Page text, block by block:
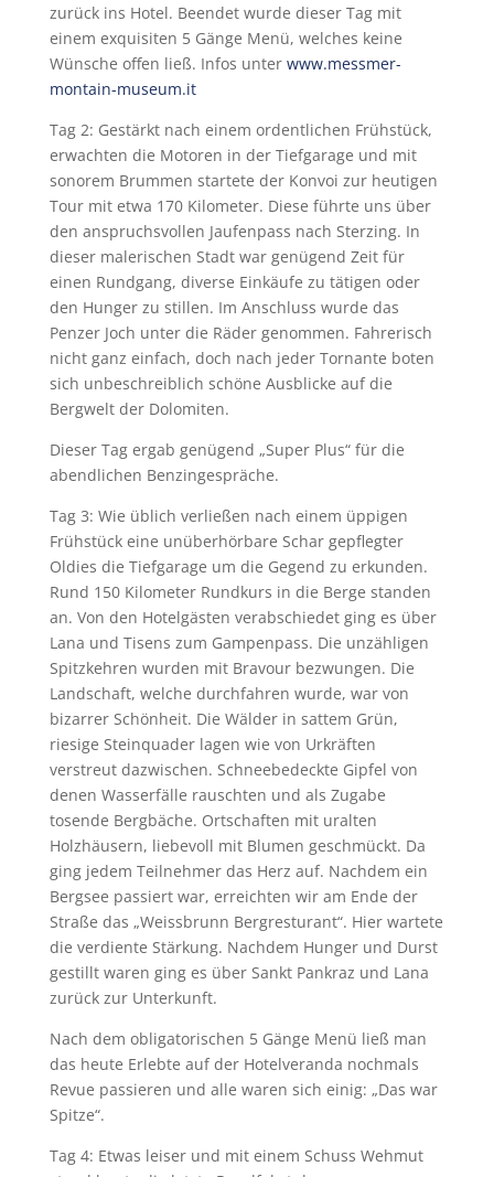
zurück ins Hotel. Beendet wurde dieser Tag mit
einem exquisiten 5 Gänge Menü, welches keine
Wünsche offen ließ. Infos unter www.messmer-
montain-museum.it
Tag 2: Gestärkt nach einem ordentlichen Frühstück,
erwachten die Motoren in der Tiefgarage und mit
sonorem Brummen startete der Konvoi zur heutigen
Tour mit etwa 170 Kilometer. Diese führte uns über
den anspruchsvollen Jaufenpass nach Sterzing. In
dieser malerischen Stadt war genügend Zeit für
einen Rundgang, diverse Einkäufe zu tätigen oder
den Hunger zu stillen. Im Anschluss wurde das
Penzer Joch unter die Räder genommen. Fahrerisch
nicht ganz einfach, doch nach jeder Tornante boten
sich unbeschreiblich schöne Ausblicke auf die
Bergwelt der Dolomiten.
Dieser Tag ergab genügend „Super Plus“ für die
abendlichen Benzingespräche.
Tag 3: Wie üblich verließen nach einem üppigen
Frühstück eine unüberhörbare Schar gepflegter
Oldies die Tiefgarage um die Gegend zu erkunden.
Rund 150 Kilometer Rundkurs in die Berge standen
an. Von den Hotelgästen verabschiedet ging es über
Lana und Tisens zum Gampenpass. Die unzähligen
Spitzkehren wurden mit Bravour bezwungen. Die
Landschaft, welche durchfahren wurde, war von
bizarrer Schönheit. Die Wälder in sattem Grün,
riesige Steinquader lagen wie von Urkräften
verstreut dazwischen. Schneebedeckte Gipfel von
denen Wasserfälle rauschten und als Zugabe
tosende Bergbäche. Ortschaften mit uralten
Holzhäusern, liebevoll mit Blumen geschmückt. Da
ging jedem Teilnehmer das Herz auf. Nachdem ein
Bergsee passiert war, erreichten wir am Ende der
Straße das „Weissbrunn Bergresturant“. Hier wartete
die verdiente Stärkung. Nachdem Hunger und Durst
gestillt waren ging es über Sankt Pankraz und Lana
zurück zur Unterkunft.
Nach dem obligatorischen 5 Gänge Menü ließ man
das heute Erlebte auf der Hotelveranda nochmals
Revue passieren und alle waren sich einig: „Das war
Spitze“.
Tag 4: Etwas leiser und mit einem Schuss Wehmut